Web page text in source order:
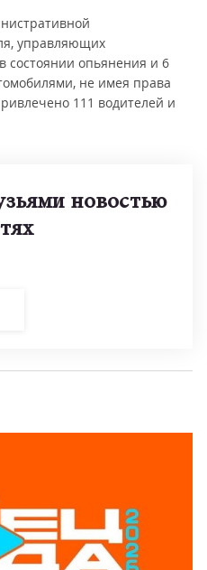
управляющих
состоянии опьянения и 6
не имея права
111 водителей и
новостью